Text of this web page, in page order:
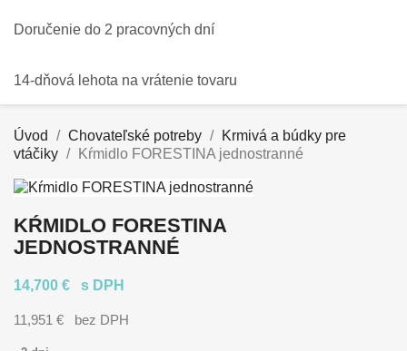
Doručenie do 2 pracovných dní
14-dňová lehota na vrátenie tovaru
Úvod Chovateľské potreby
Krmivá a búdky pre
vtáčiky
Kŕmidlo FORESTINA jednostranné
KŔMIDLO FORESTINA
JEDNOSTRANNÉ
14,700 € s DPH
11,951 € bez DPH